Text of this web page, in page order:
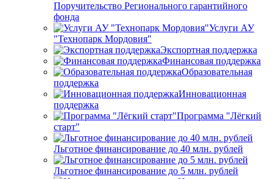
Поручительство Регионального гарантийного
фонда
Услуги АУ
"Технопарк Мордовия"
Экспортная поддержка
Финансовая поддержка
Образовательная
поддержка
Инновационная
поддержка
Программа "Лёгкий
старт"
Льготное финансирование до 40 млн. рублей
Льготное финансирование до 5 млн. рублей